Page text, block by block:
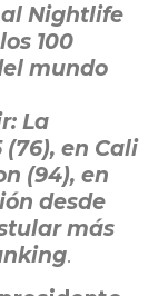
Nightlife
100
mundo
La
(76), en Cali
(94), en
desde
más
.